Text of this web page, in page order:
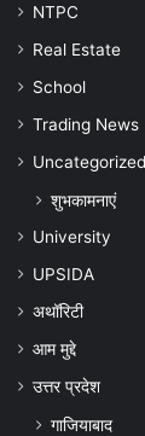
NTPC
Real Estate
School
Trading News
Uncategorized
शुभकामनाएं
University
UPSIDA
अथॉरिटी
आम मुद्दे
उत्तर प्रदेश
गाजियाबाद